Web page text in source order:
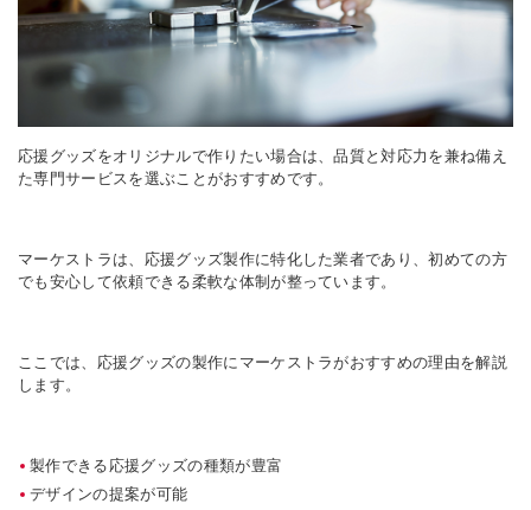
応援グッズをオリジナルで作りたい場合は、品質と対応力を兼ね備え
た専門サービスを選ぶことがおすすめです。
マーケストラは、応援グッズ製作に特化した業者であり、初めての方
でも安心して依頼できる柔軟な体制が整っています。
ここでは、応援グッズの製作にマーケストラがおすすめの理由を解説
します。
製作できる応援グッズの種類が豊富
デザインの提案が可能